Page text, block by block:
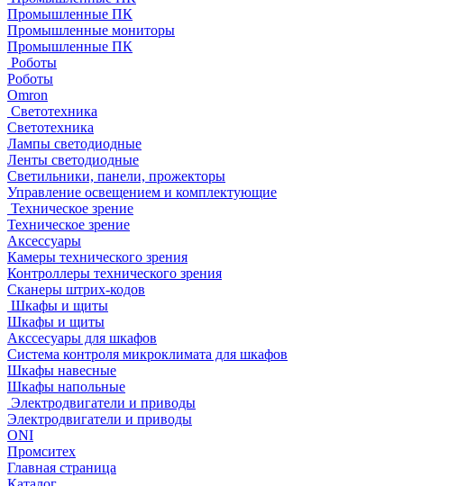
Промышленные ПК
Промышленные мониторы
Промышленные ПК
Роботы
Роботы
Omron
Светотехника
Светотехника
Лампы светодиодные
Ленты светодиодные
Светильники, панели, прожекторы
Управление освещением и комплектующие
Техническое зрение
Техническое зрение
Аксессуары
Камеры технического зрения
Контроллеры технического зрения
Сканеры штрих-кодов
Шкафы и щиты
Шкафы и щиты
Акссесуары для шкафов
Система контроля микроклимата для шкафов
Шкафы навесные
Шкафы напольные
Электродвигатели и приводы
Электродвигатели и приводы
ONI
Промситех
Главная страница